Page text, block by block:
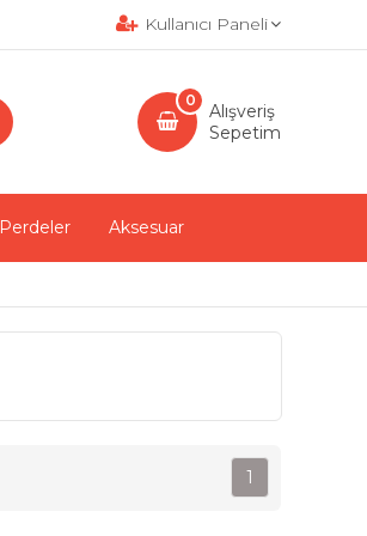
Kullanıcı Paneli
Alışveriş
Sepetim
0
Perdeler Aksesuar
1